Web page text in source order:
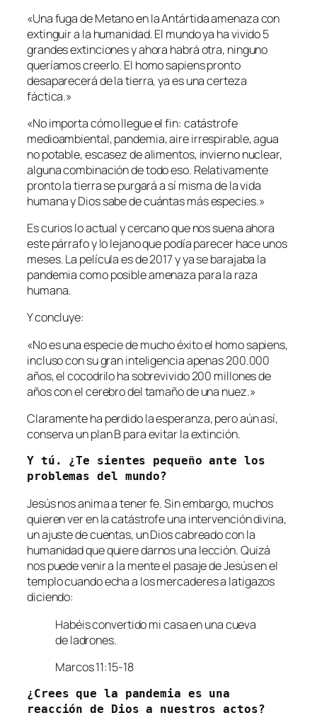
«Una fuga de Metano en la Antártida amenaza con
extinguir a la humanidad. El mundo ya ha vivido 5
grandes extinciones y ahora habrá otra, ninguno
queríamos creerlo. El homo sapiens pronto
desaparecerá de la tierra, ya es una certeza
fáctica.»
«No importa cómo llegue el fin: catástrofe
medioambiental, pandemia, aire irrespirable, agua
no potable, escasez de alimentos, invierno nuclear,
alguna combinación de todo eso. Relativamente
pronto la tierra se purgará a sí misma de la vida
humana y Dios sabe de cuántas más especies.»
Es curios lo actual y cercano que nos suena ahora
este párrafo y lo lejano que podía parecer hace unos
meses. La película es de 2017 y ya se barajaba la
pandemia como posible amenaza para la raza
humana.
Y concluye:
«No es una especie de mucho éxito el homo sapiens,
incluso con su gran inteligencia apenas 200.000
años, el cocodrilo ha sobrevivido 200 millones de
años con el cerebro del tamaño de una nuez.»
Claramente ha perdido la esperanza, pero aún así,
conserva un plan B para evitar la extinción.
Y tú. ¿Te sientes pequeño ante los
problemas del mundo?
Jesús nos anima a tener fe. Sin embargo, muchos
quieren ver en la catástrofe una intervención divina,
un ajuste de cuentas, un Dios cabreado con la
humanidad que quiere darnos una lección. Quizá
nos puede venir a la mente el pasaje de Jesús en el
templo cuando echa a los mercaderes a latigazos
diciendo:
Habéis convertido mi casa en una cueva
de ladrones.
Marcos 11:15-18
¿Crees que la pandemia es una
reacción de Dios a nuestros actos?